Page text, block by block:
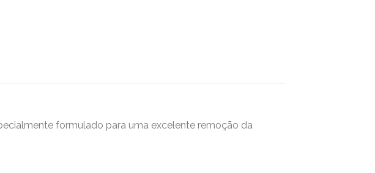
formulado para uma excelente remoção da